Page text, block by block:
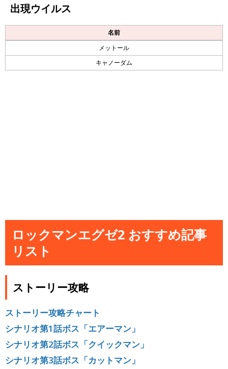
出現ウイルス
名前
メットール
キャノーダム
ロックマンエグゼ2 おすすめ記事
リスト
ストーリー攻略
ストーリー攻略チャート
シナリオ第1話ボス「エアーマン」
シナリオ第2話ボス「クイックマン」
シナリオ第3話ボス「カットマン」